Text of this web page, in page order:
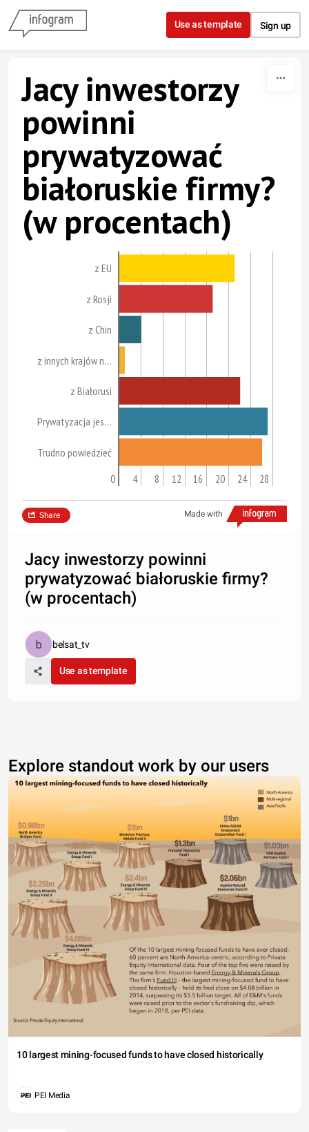
Skip to content
Use as template Sign up
Jacy inwestorzy
powinni
prywatyzować
białoruskie firmy?
(w procentach)
z EU
z Rosji
z Chin
z innych krajów n…
z Białorusi
Prywatyzacja jes…
Trudno powiedzieć
0 4 8 12 16 20 24 28
Made with
Share
Jacy inwestorzy powinni
prywatyzować białoruskie firmy?
(w procentach)
belsat_tv
Use as template
Explore standout work by our users
10 largest mining-focused funds to have closed historically
PEI Media